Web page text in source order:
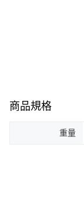
商品規格
重量